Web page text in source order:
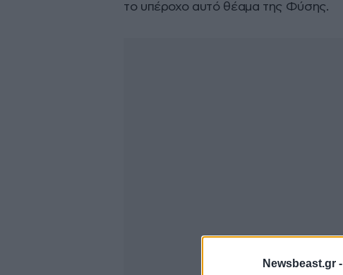
Newsbeast.gr -
το υπέροχο αυτό θέαμα της Φύσης.